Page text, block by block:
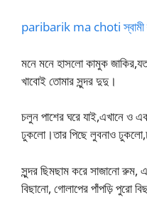
paribarik ma choti স্বামী
মনে মনে হাসলো কামুক
খাবোই তোমার সুন্দর দুদু।
চলুন পাশের ঘরে যাই,এখানে ও
ঢুকলো।তার পিছে লুবনাও
সুন্দর ছিমছাম করে সাজানো রুম,
বিছানো, গোলাপের পাঁপড়ি পুরো